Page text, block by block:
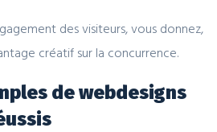
des visiteurs, vous donnez,
créatif sur la concurrence.
de webdesigns